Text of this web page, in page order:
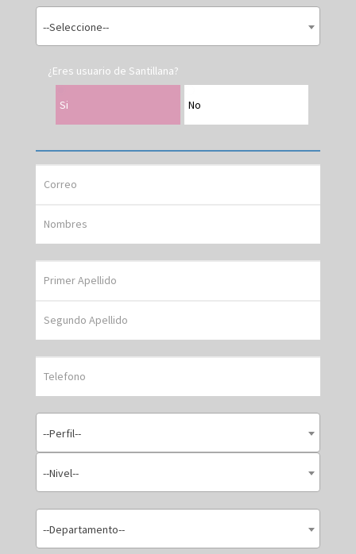
--Seleccione--
¿Eres usuario de Santillana?
Si No
--Perfil--
--Nivel--
--Departamento--